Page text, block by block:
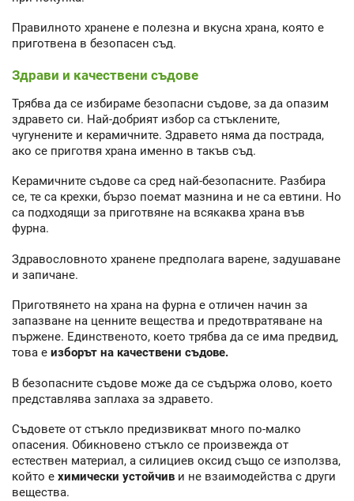
Правилното хранене е полезна и вкусна храна, която е
приготвена в безопасен съд.
Здрави и качествени съдове
Трябва да се избираме безопасни съдове, за да опазим
здравето си. Най-добрият избор са стъклените,
чугунените и керамичните. Здравето няма да пострада,
ако се приготвя храна именно в такъв съд.
Керамичните съдове са сред най-безопасните. Разбира
се, те са крехки, бързо поемат мазнина и не са евтини. Но
са подходящи за приготвяне на всякаква храна във
фурна.
Здравословното хранене предполага варене, задушаване
и запичане.
Приготвянето на храна на фурна е отличен начин за
запазване на ценните вещества и предотвратяване на
пържене. Единственото, което трябва да се има предвид,
това е изборът на качествени съдове.
В безопасните съдове може да се съдържа олово, което
представлява заплаха за здравето.
Съдовете от стъкло предизвикват много по-малко
опасения. Обикновено стъкло се произвежда от
естествен материал, а силициев оксид също се използва,
който е химически устойчив и не взаимодейства с други
вещества.